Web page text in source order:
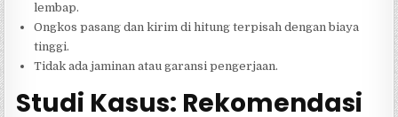
lembap.
Ongkos pasang dan kirim di hitung terpisah dengan biaya
tinggi.
Tidak ada jaminan atau garansi pengerjaan.
Studi Kasus: Rekomendasi